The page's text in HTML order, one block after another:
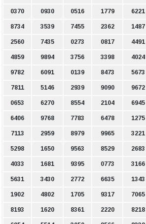
0370 0930 0516 1779 6221
8734 3539 7455 2362 1487
2560 7435 0273 0817 4491
4859 9894 3756 3398 4024
9782 6091 0139 8473 5673
7811 5146 2939 9090 9672
0653 6270 8554 2104 6945
6406 9768 7783 6478 1275
7113 2959 8979 9965 3221
5298 1650 9563 8529 2683
4033 1681 9395 0773 3166
5631 3430 2772 6635 1343
1902 4802 1705 9317 7065
8193 1620 8361 2220 8218